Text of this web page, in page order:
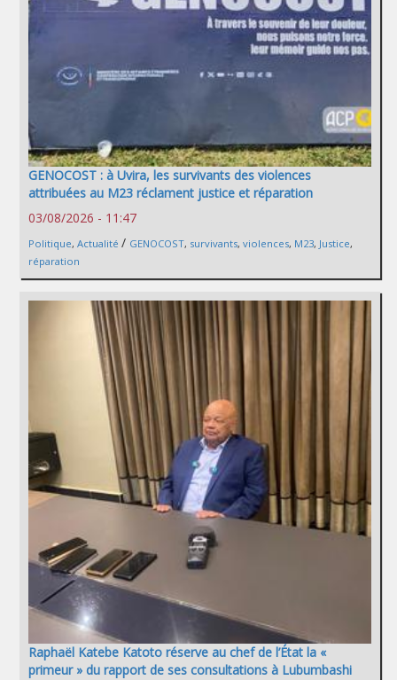
GENOCOST : à Uvira, les survivants des violences
attribuées au M23 réclament justice et réparation
03/08/2026 - 11:47
Politique, Actualité / GENOCOST, survivants, violences, M23, Justice,
réparation
Raphaël Katebe Katoto réserve au chef de l’État la «
primeur » du rapport de ses consultations à Lubumbashi